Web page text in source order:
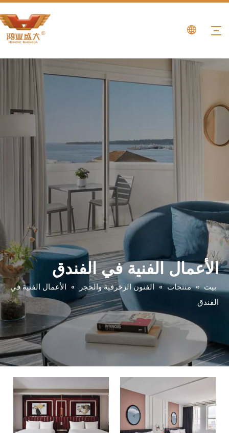
الأعمال الفنية في الفندق
بيت » منتجات » الفنون الزخرفية والحجر » الأعمال الفنية في
الفندق